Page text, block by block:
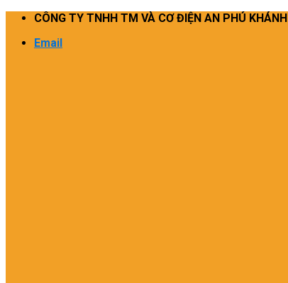
Skip
content
CÔNG TY TNHH TM VÀ CƠ ĐIỆN AN PHÚ KHÁNH
Email